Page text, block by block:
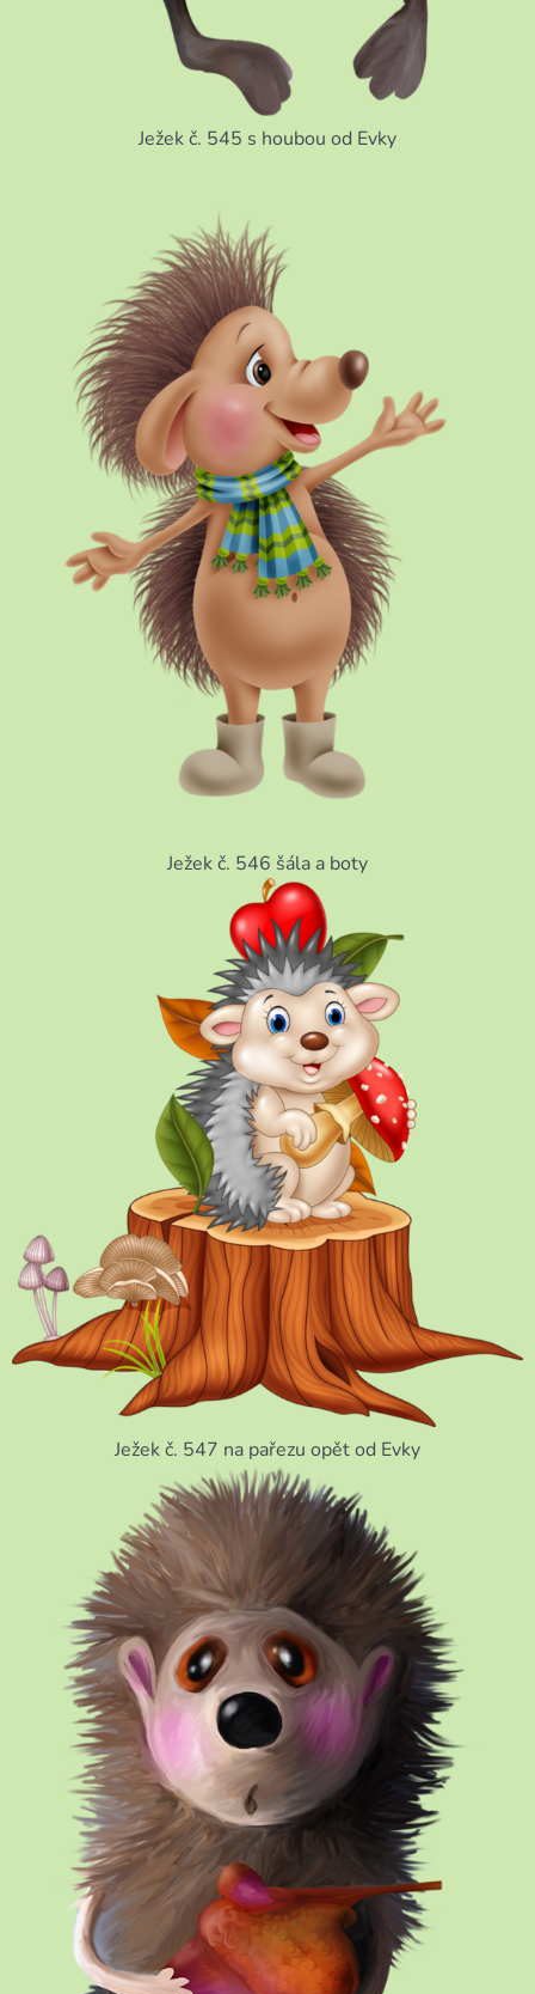
Ježek č. 545 s houbou od Evky
Ježek č. 546 šála a boty
Ježek č. 547 na pařezu opět od Evky